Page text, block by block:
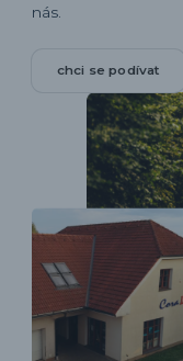
nás.
chci se podívat